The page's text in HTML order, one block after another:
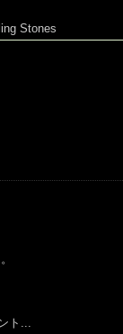
Stones
ト...